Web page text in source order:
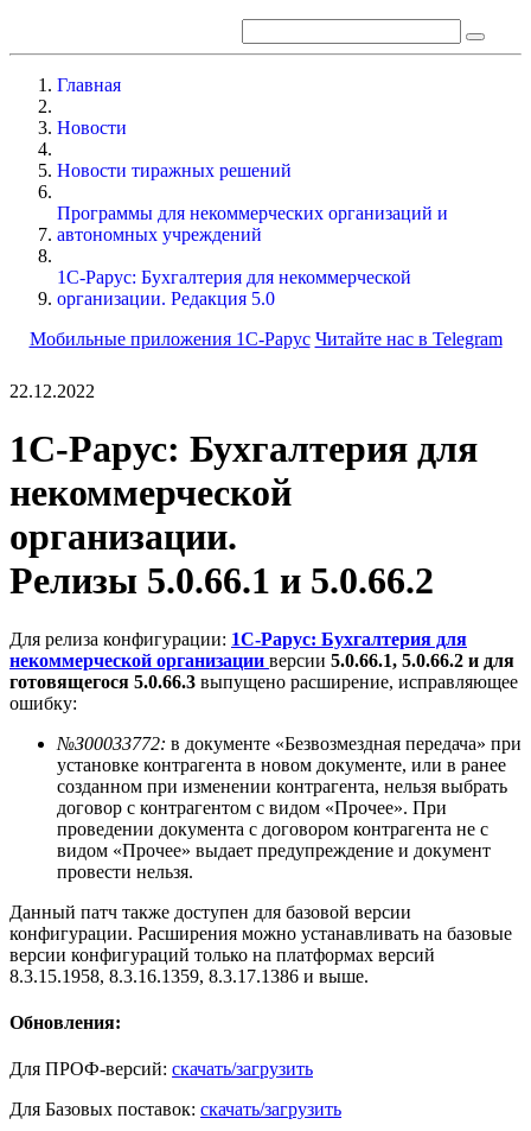
Главная
Новости
Новости тиражных решений
Программы для некоммерческих организаций и
автономных учреждений
1С-Рарус: Бухгалтерия для некоммерческой
организации. Редакция 5.0
Мобильные приложения 1С-Рарус Читайте нас в Telegram
22.12.2022
1С-Рарус: Бухгалтерия для
некоммерческой
организации.
Релизы 5.0.66.1 и 5.0.66.2
Для релиза конфигурации: 1С-Рарус: Бухгалтерия для
некоммерческой организации версии 5.0.66.1, 5.0.66.2 и для
готовящегося 5.0.66.3 выпущено расширение, исправляющее
ошибку:
№З00033772: в документе «Безвозмездная передача» при
установке контрагента в новом документе, или в ранее
созданном при изменении контрагента, нельзя выбрать
договор с контрагентом с видом «Прочее». При
проведении документа с договором контрагента не с
видом «Прочее» выдает предупреждение и документ
провести нельзя.
Данный патч также доступен для базовой версии
конфигурации. Расширения можно устанавливать на базовые
версии конфигураций только на платформах версий
8.3.15.1958, 8.3.16.1359, 8.3.17.1386 и выше.
Обновления:
Для ПРОФ-версий: скачать/загрузить
Для Базовых поставок: скачать/загрузить